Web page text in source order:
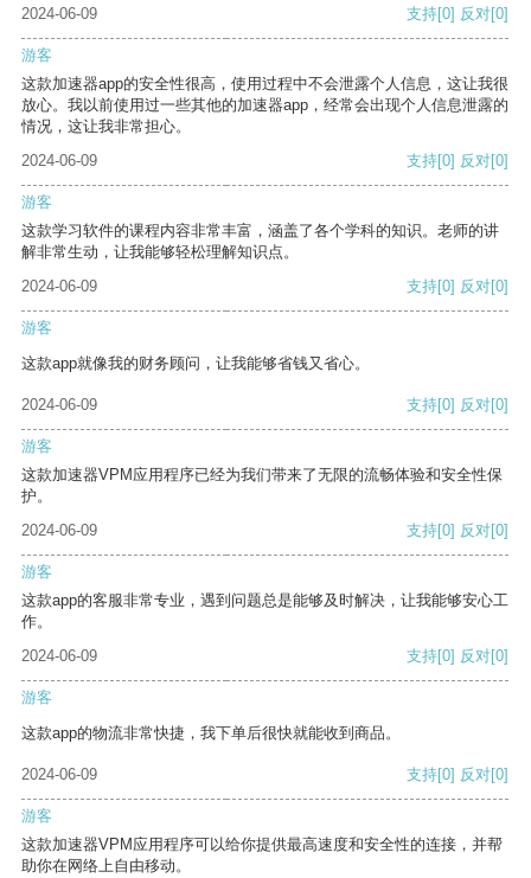
2024-06-09
支持[0] 反对[0]
游客
这款加速器app的安全性很高，使用过程中不会泄露个人信息，这让我很
放心。我以前使用过一些其他的加速器app，经常会出现个人信息泄露的
情况，这让我非常担心。
2024-06-09
支持[0] 反对[0]
游客
这款学习软件的课程内容非常丰富，涵盖了各个学科的知识。老师的讲
解非常生动，让我能够轻松理解知识点。
2024-06-09
支持[0] 反对[0]
游客
这款app就像我的财务顾问，让我能够省钱又省心。
2024-06-09 支持[0] 反对[0]
游客
这款加速器VPM应用程序已经为我们带来了无限的流畅体验和安全性保
护。
2024-06-09
支持[0] 反对[0]
游客
这款app的客服非常专业，遇到问题总是能够及时解决，让我能够安心工
作。
2024-06-09
支持[0] 反对[0]
游客
这款app的物流非常快捷，我下单后很快就能收到商品。
2024-06-09 支持[0] 反对[0]
游客
这款加速器VPM应用程序可以给你提供最高速度和安全性的连接，并帮
助你在网络上自由移动。